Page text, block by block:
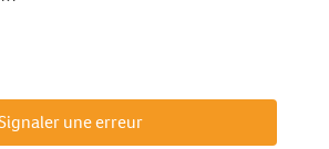
une erreur